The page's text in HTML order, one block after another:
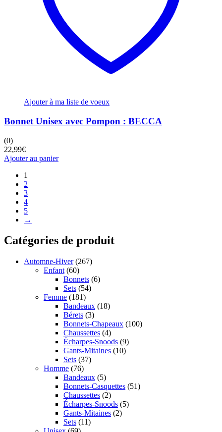
Ajouter à ma liste de voeux
Bonnet Unisex avec Pompon : BECCA
(0)
22,99€
Ajouter au panier
1
2
3
4
5
→
Catégories de produit
Automne-Hiver (267)
Enfant (60)
Bonnets (6)
Sets (54)
Femme (181)
Bandeaux (18)
Bérets (3)
Bonnets-Chapeaux (100)
Chaussettes (4)
Écharpes-Snoods (9)
Gants-Mitaines (10)
Sets (37)
Homme (76)
Bandeaux (5)
Bonnets-Casquettes (51)
Chaussettes (2)
Écharpes-Snoods (5)
Gants-Mitaines (2)
Sets (11)